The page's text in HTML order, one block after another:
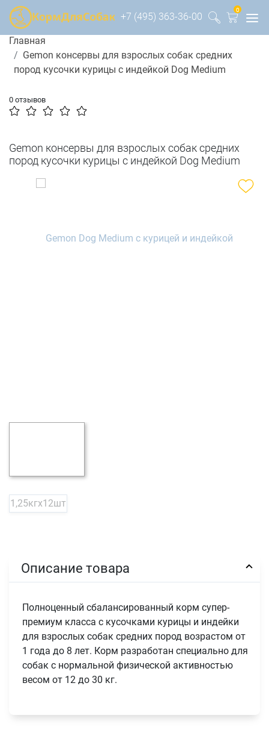
+7 (495) 363-36-00
0
Главная
Gemon консервы для взрослых собак средних
пород кусочки курицы с индейкой Dog Medium
0 отзывов
Gemon консервы для взрослых собак средних
пород кусочки курицы с индейкой Dog Medium
1,25кгх12шт
Описание товара
Полноценный сбалансированный корм супер-
премиум класса с кусочками курицы и индейки
для взрослых собак средних пород возрастом от
1 года до 8 лет. Корм разработан специально для
собак с нормальной физической активностью
весом от 12 до 30 кг.